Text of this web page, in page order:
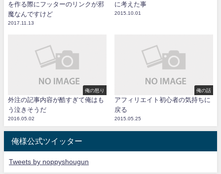
を作る際にフッターのリンクが邪
魔なんですけど
2017.11.13
に考えた事
2015.10.01
俺の怒り
外注の記事内容が酷すぎて俺はも
う泣きそうだ
2016.05.02
俺の話
アフィリエイト初心者の気持ちに
戻る
2015.05.25
俺様公式ツイッター
Tweets by noppyshougun